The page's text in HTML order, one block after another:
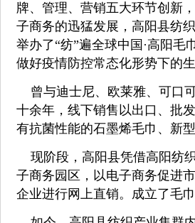
牌、管理、营销五大环节创新
子商务的迅猛发展，高阳县纺
举办了“纺”遍全球中国·高阳
做好疫情防控常态化形势下的生
曾与迪士尼、欧莱雅、可口
十余年，线下销售以出口、批
有抗菌性能的石墨烯毛巾、新
现阶段，高阳县凭借高阳纺
子商务园区，以电子商务促进
企业进行网上直销。成立了毛